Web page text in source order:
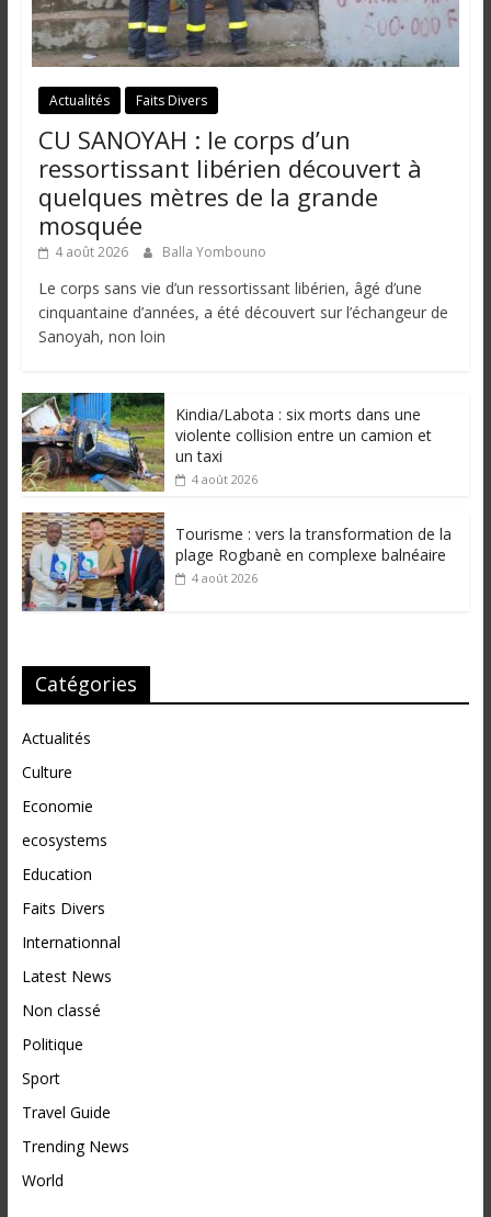
Actualités Faits Divers
CU SANOYAH : le corps d’un
ressortissant libérien découvert à
quelques mètres de la grande
mosquée
4 août 2026 Balla Yombouno
Le corps sans vie d’un ressortissant libérien, âgé d’une
cinquantaine d’années, a été découvert sur l’échangeur de
Sanoyah, non loin
Kindia/Labota : six morts dans une
violente collision entre un camion et
un taxi
4 août 2026
Tourisme : vers la transformation de la
plage Rogbanè en complexe balnéaire
4 août 2026
Catégories
Actualités
Culture
Economie
ecosystems
Education
Faits Divers
Internationnal
Latest News
Non classé
Politique
Sport
Travel Guide
Trending News
World